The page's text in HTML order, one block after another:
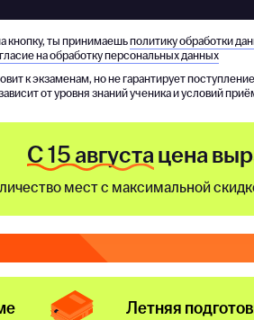
мест с максимальной
С 15 августацена
кнопку, ты принимаешьполитику обработки
на обработку персональных данных
к экзаменам, но не гарантирует
от уровня знаний ученика и условий
Летняя